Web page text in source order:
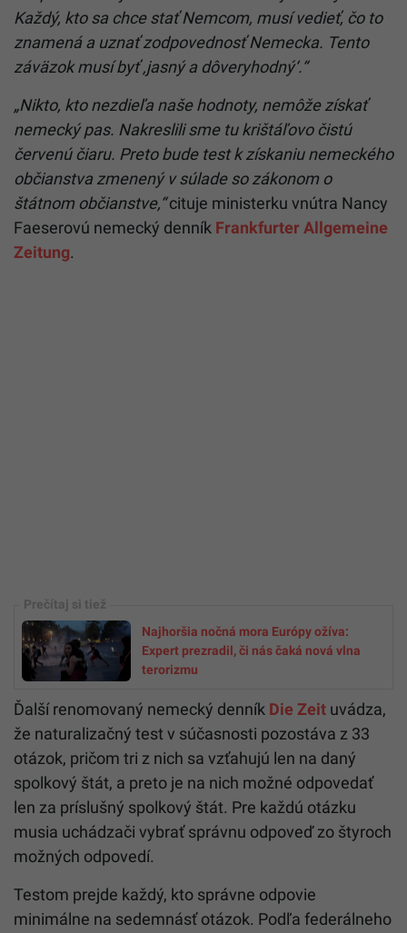
Každý, kto sa chce stať Nemcom, musí vedieť, čo to
znamená a uznať zodpovednosť Nemecka. Tento
záväzok musí byť ‚jasný a dôveryhodný‘.“
„Nikto, kto nezdieľa naše hodnoty, nemôže získať
nemecký pas. Nakreslili sme tu krištáľovo čistú
červenú čiaru. Preto bude test k získaniu nemeckého
občianstva zmenený v súlade so zákonom o
štátnom občianstve,“cituje ministerku vnútra Nancy
Faeserovú nemecký denník Frankfurter Allgemeine
Zeitung.
Najhoršia nočná mora Európy ožíva:
Expert prezradil, či nás čaká nová vlna
terorizmu
Ďalší renomovaný nemecký denník Die Zeit uvádza,
že naturalizačný test v súčasnosti pozostáva z 33
otázok, pričom tri z nich sa vzťahujú len na daný
spolkový štát, a preto je na nich možné odpovedať
len za príslušný spolkový štát. Pre každú otázku
musia uchádzači vybrať správnu odpoveď zo štyroch
možných odpovedí.
Testom prejde každý, kto správne odpovie
minimálne na sedemnásť otázok. Podľa federálneho